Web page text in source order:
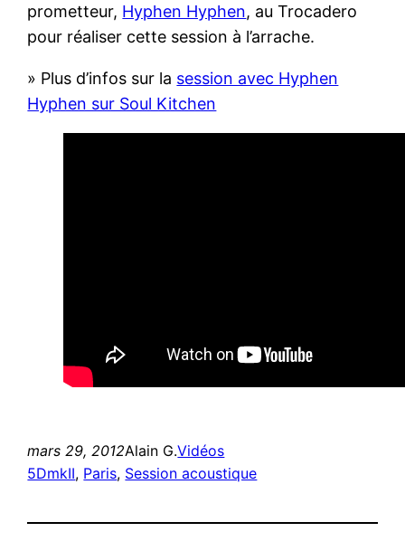
prometteur, Hyphen Hyphen, au Trocadero
pour réaliser cette session à l’arrache.
» Plus d’infos sur la session avec Hyphen
Hyphen sur Soul Kitchen
mars 29, 2012Alain G.Vidéos
5DmkII, Paris, Session acoustique